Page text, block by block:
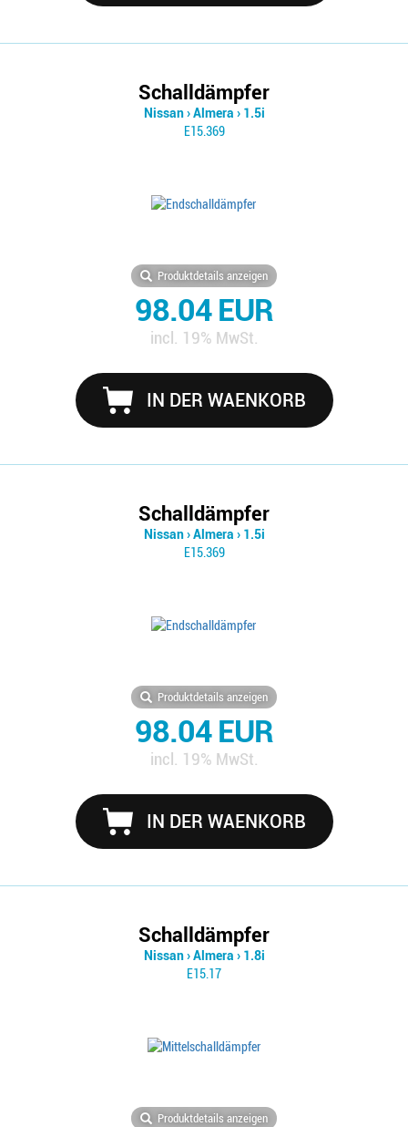
Schalldämpfer
Nissan›Almera › 1.5i
E15.369
Produktdetails anzeigen
98.04 EUR
incl. 19% MwSt.
IN DER WAENKORB
Schalldämpfer
Nissan›Almera › 1.5i
E15.369
Produktdetails anzeigen
98.04 EUR
incl. 19% MwSt.
IN DER WAENKORB
Schalldämpfer
Nissan›Almera › 1.8i
E15.17
Produktdetails anzeigen